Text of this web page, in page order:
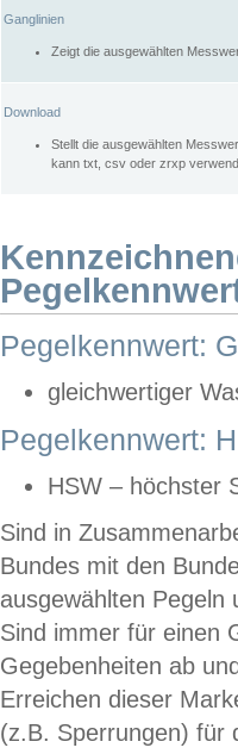
Ganglinien
Zeigt die ausgewählten
Download
Stellt die ausgewählten
kann txt, csv oder zrxp
Pegelkennwert:
gleichwertiger
Pegelkennwert:
HSW – höchster
Sind in
Bundes mit den
ausgewählten
Sind immer für einen
Gegebenheiten ab
Erreichen dieser
(z.B. Sperrungen) für